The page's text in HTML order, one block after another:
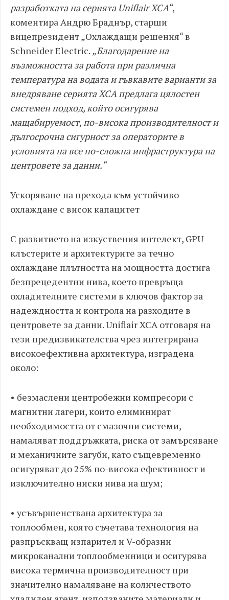
разработката на серията Uniflair XCA“,
коментира Андрю Браднър, старши
вицепрезидент „Охлаждащи решения“ в
Schneider Electric. „Благодарение на
възможността за работа при различна
температура на водата и гъвкавите варианти за
внедряване серията XCA предлага цялостен
системен подход, който осигурява
мащабируемост, по-висока производителност и
дългосрочна сигурност за операторите в
условията на все по-сложна инфраструктура на
центровете за данни.“
Ускоряване на прехода към устойчиво
охлаждане с висок капацитет
С развитието на изкуствения интелект, GPU
клъстерите и архитектурите за течно
охлаждане плътността на мощността достига
безпрецедентни нива, което превръща
охладителните системи в ключов фактор за
надеждността и контрола на разходите в
центровете за данни. Uniflair XCA отговаря на
тези предизвикателства чрез интегрирана
високоефективна архитектура, изградена
около:
• безмаслени центробежни компресори с
магнитни лагери, които елиминират
необходимостта от смазочни системи,
намаляват поддръжката, риска от замърсяване
и механичните загуби, като същевременно
осигуряват до 25% по-висока ефективност и
изключително ниски нива на шум;
• усъвършенствана архитектура за
топлообмен, която съчетава технология на
разпръскващ изпарител и V-образни
микроканални топлообменници и осигурява
висока термична производителност при
значително намаляване на количеството